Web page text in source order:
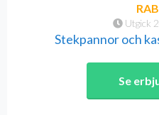
Utgick
Stekpannor och
Se